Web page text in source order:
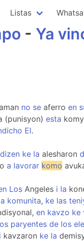
Listas
- Ya
no se aferro en
(punisyon) esta
El.
dizen ke la alesharon
a lavorar komo
Los Angeles i la
komunita, ke las
en kavzo ke
paryentes de los
i kavzaron ke la